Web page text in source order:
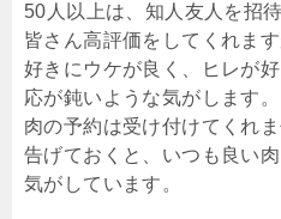
50人以上は、知人友人を招
皆さん高評価をしてくれま
好きにウケが良く、ヒレが
応が鈍いような気がします。
肉の予約は受け付けてくれ
告げておくと、いつも良い
気がしています。